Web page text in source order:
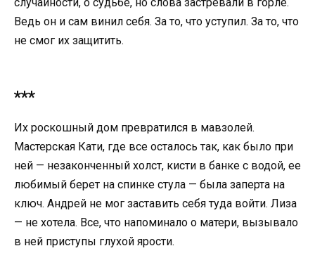
Ведь он и сам винил себя. За то, что уступил. За то, что
не смог их защитить.
***
Их роскошный дом превратился в мавзолей.
Мастерская Кати, где все осталось так, как было при
ней — незаконченный холст, кисти в банке с водой, ее
любимый берет на спинке стула — была заперта на
ключ. Андрей не мог заставить себя туда войти. Лиза
— не хотела. Все, что напоминало о матери, вызывало
в ней приступы глухой ярости.